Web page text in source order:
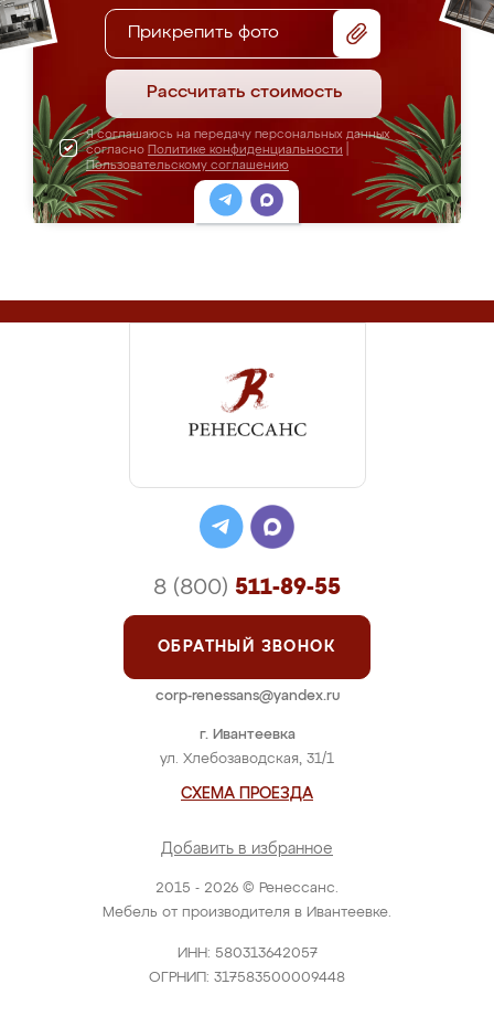
Прикрепить фото
Рассчитать стоимость
Я соглашаюсь на передачу персональных данных
согласно Политике конфиденциальности
Пользовательскому соглашению
2015 - 2026 © Ренессанс.
Мебель от производителя в Ивантеевке.
ИНН: 580313642057
ОГРНИП: 317583500009448
г. Ивантеевка
ул. Хлебозаводская, 31/1
СХЕМА ПРОЕЗДА
Добавить в избранное
8 (800) 511-89-55
ОБРАТНЫЙ ЗВОНОК
corp-renessans@yandex.ru